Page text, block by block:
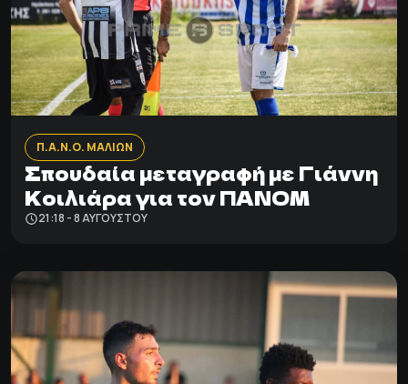
Π.Α.Ν.Ο. ΜΑΛΙΩΝ
Σπουδαία μεταγραφή με Γιάννη
Κοιλιάρα για τον ΠΑΝΟΜ
21:18 - 8 ΑΥΓΟΎΣΤΟΥ